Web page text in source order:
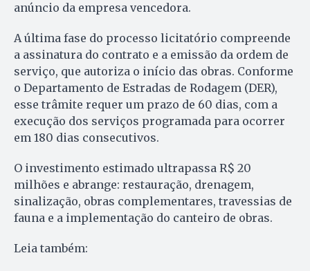
anúncio da empresa vencedora.
A última fase do processo licitatório compreende
a assinatura do contrato e a emissão da ordem de
serviço, que autoriza o início das obras. Conforme
o Departamento de Estradas de Rodagem (DER),
esse trâmite requer um prazo de 60 dias, com a
execução dos serviços programada para ocorrer
em 180 dias consecutivos.
O investimento estimado ultrapassa R$ 20
milhões e abrange: restauração, drenagem,
sinalização, obras complementares, travessias de
fauna e a implementação do canteiro de obras.
Leia também: